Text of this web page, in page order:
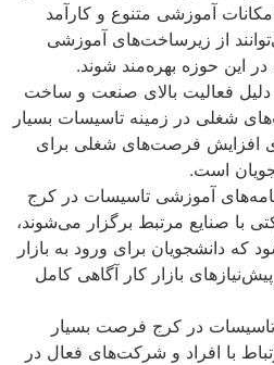
آموزشی متنوع و کارآمد
از زیرساخت‌های آموزشی
این حوزه بهره‌مند شوند.
فعالیت بالای صنعت و ساخت
شغلی در زمینه تاسیسات بسیار
افزایش فرصت‌های شغلی برای
است.
آموزشی تاسیسات در کرج
با صنایع مرتبط برگزار می‌شوند،
که دانشجویان برای ورود به بازار
بازار کار آگاهی کامل
در کرج فرصت بسیار
با افراد و شرکت‌های فعال در